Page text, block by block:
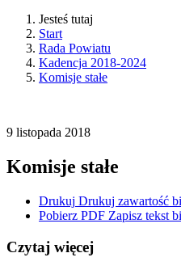
Jesteś tutaj
Start
Rada Powiatu
Kadencja 2018-2024
Komisje stałe
9 listopada 2018
Komisje stałe
Drukuj Drukuj zawartość
Pobierz PDF Zapisz tekst
Czytaj więcej